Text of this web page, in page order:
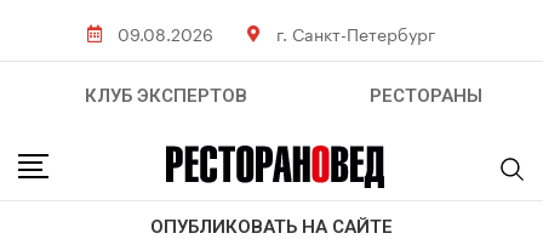
09.08.2026 г. Санкт-Петербург
КЛУБ ЭКСПЕРТОВ РЕСТОРАНЫ
ОПУБЛИКОВАТЬ НА САЙТЕ